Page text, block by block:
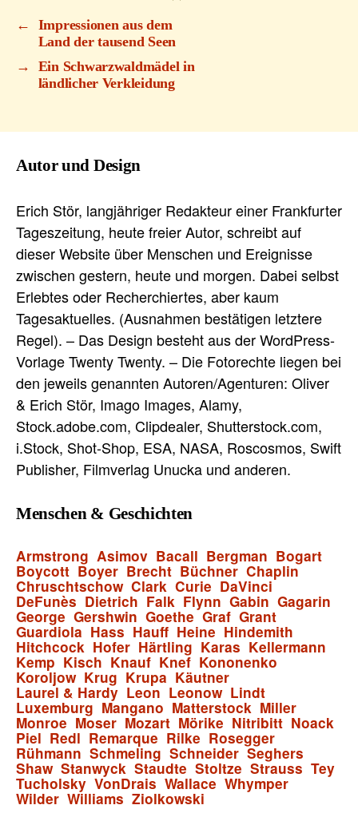
←
Impressionen aus dem
Land der tausend Seen
→
Ein Schwarzwaldmädel in
ländlicher Verkleidung
Autor und Design
Erich Stör, langjähriger Redakteur einer Frankfurter
Tageszeitung, heute freier Autor, schreibt auf
dieser Website über Menschen und Ereignisse
zwischen gestern, heute und morgen. Dabei selbst
Erlebtes oder Recherchiertes, aber kaum
Tagesaktuelles. (Ausnahmen bestätigen letztere
Regel). – Das Design besteht aus der WordPress-
Vorlage Twenty Twenty. – Die Fotorechte liegen bei
den jeweils genannten Autoren/Agenturen: Oliver
& Erich Stör, Imago Images, Alamy,
Stock.adobe.com, Clipdealer, Shutterstock.com,
i.Stock, Shot-Shop, ESA, NASA, Roscosmos, Swift
Publisher, Filmverlag Unucka und anderen.
Menschen & Geschichten
Armstrong Asimov Bacall Bergman Bogart
Boycott Boyer Brecht Büchner Chaplin
Chruschtschow Clark Curie DaVinci
DeFunès Dietrich Falk Flynn Gabin Gagarin
George Gershwin Goethe Graf Grant
Guardiola Hass Hauff Heine Hindemith
Hitchcock Hofer Härtling Karas Kellermann
Kemp Kisch Knauf Knef Kononenko
Koroljow Krug Krupa Käutner
Laurel & Hardy Leon Leonow Lindt
Luxemburg Mangano Matterstock Miller
Monroe Moser Mozart Mörike Nitribitt Noack
Piel Redl Remarque Rilke Rosegger
Rühmann Schmeling Schneider Seghers
Shaw Stanwyck Staudte Stoltze Strauss Tey
Tucholsky VonDrais Wallace Whymper
Wilder Williams Ziolkowski